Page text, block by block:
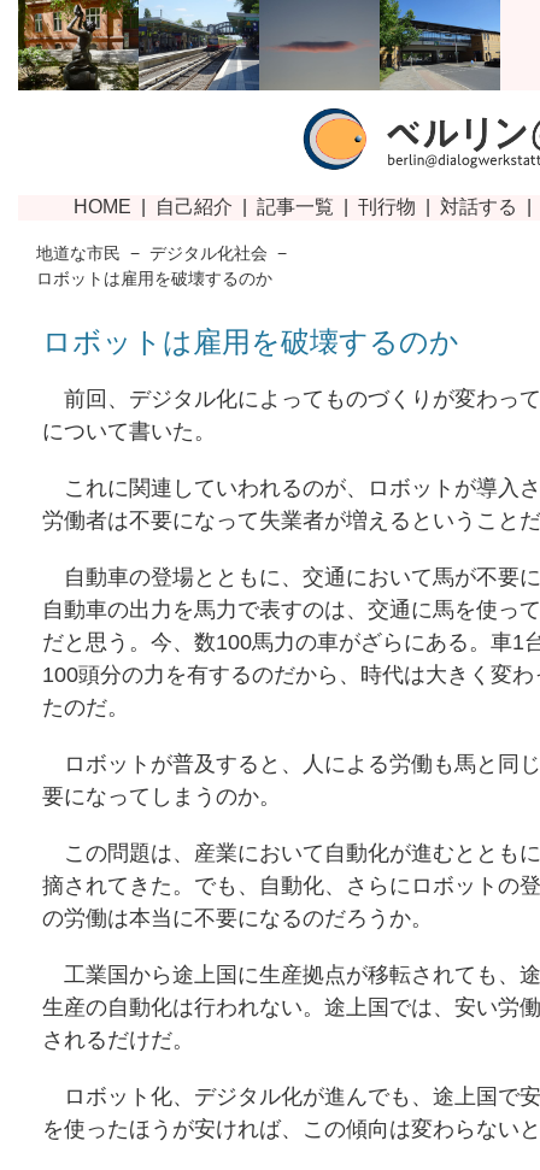
地道な市民 − デジタル化社会 −
ロボットは雇用を破壊するのか
ロボットは雇用を破壊するのか
前回、デジタル化によってものづくりが変わっ
について書いた。
これに関連していわれるのが、ロボットが導入
労働者は不要になって失業者が増えるということ
自動車の登場とともに、交通において馬が不要
自動車の出力を馬力で表すのは、交通に馬を使っ
だと思う。今、数100馬力の車がざらにある。車1
100頭分の力を有するのだから、時代は大きく変
たのだ。
ロボットが普及すると、人による労働も馬と同
要になってしまうのか。
この問題は、産業において自動化が進むととも
摘されてきた。でも、自動化、さらにロボットの
の労働は本当に不要になるのだろうか。
工業国から途上国に生産拠点が移転されても、
生産の自動化は行われない。途上国では、安い労
されるだけだ。
ロボット化、デジタル化が進んでも、途上国で
を使ったほうが安ければ、この傾向は変わらない